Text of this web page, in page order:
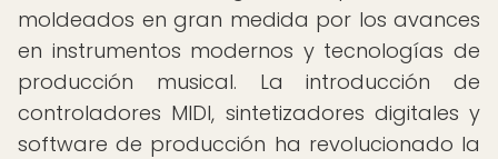
moldeados en gran medida por los avances
en instrumentos modernos y tecnologías de
producción musical. La introducción de
controladores MIDI, sintetizadores digitales y
software de producción ha revolucionado la